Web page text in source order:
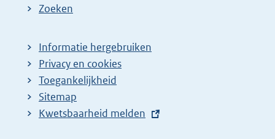
Zoeken
Informatie hergebruiken
Privacy en cookies
Toegankelijkheid
Sitemap
E
Kwetsbaarheid melden